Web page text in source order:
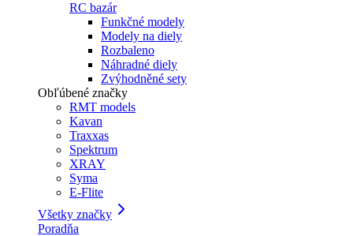
RC bazár
Funkčné modely
Modely na diely
Rozbaleno
Náhradné diely
Zvýhodněné sety
Obľúbené značky
RMT models
Kavan
Traxxas
Spektrum
XRAY
Syma
E-Flite
Všetky značky
Poradňa